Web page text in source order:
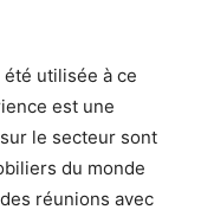
été utilisée à ce
est une
le secteur sont
du monde
réunions avec